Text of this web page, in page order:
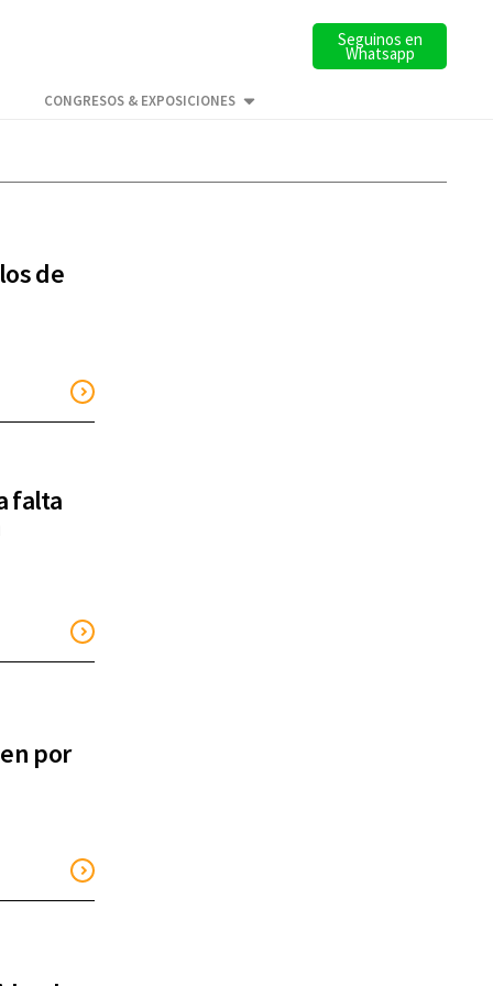
Seguinos en
Whatsapp
CONGRESOS & EXPOSICIONES
de
falta
por